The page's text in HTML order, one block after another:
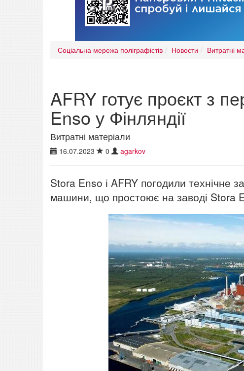
Соціальна мережа поліграфістів Новости Витратні
AFRY готує проєкт з
Enso у Фінляндії
Витратні матеріали
16.07.2023 0 agarkov
Stora Enso і AFRY погодили технічне
машини, що простоює на заводі Stora